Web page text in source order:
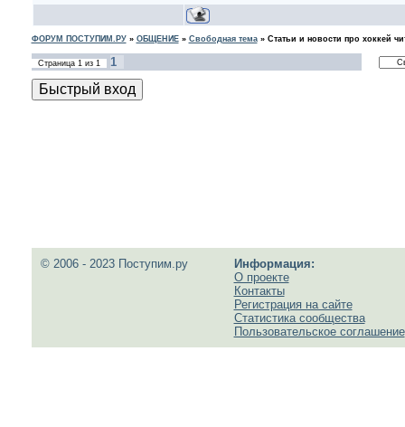
ФОРУМ ПОСТУПИМ.РУ» ОБЩЕНИЕ» Свободная тема» Статьи и новости про хоккей
Страница 1из 1 1
© 2006 - 2023 Поступим.ру
Информация:
О проекте
Контакты
Регистрация на сайте
Статистика сообщества
Пользовательское соглашение